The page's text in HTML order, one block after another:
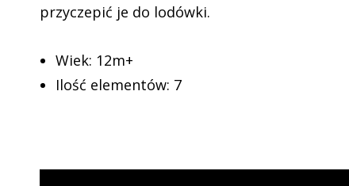
przyczepić je do lodówki.
Wiek: 12m+
Ilość elementów: 7